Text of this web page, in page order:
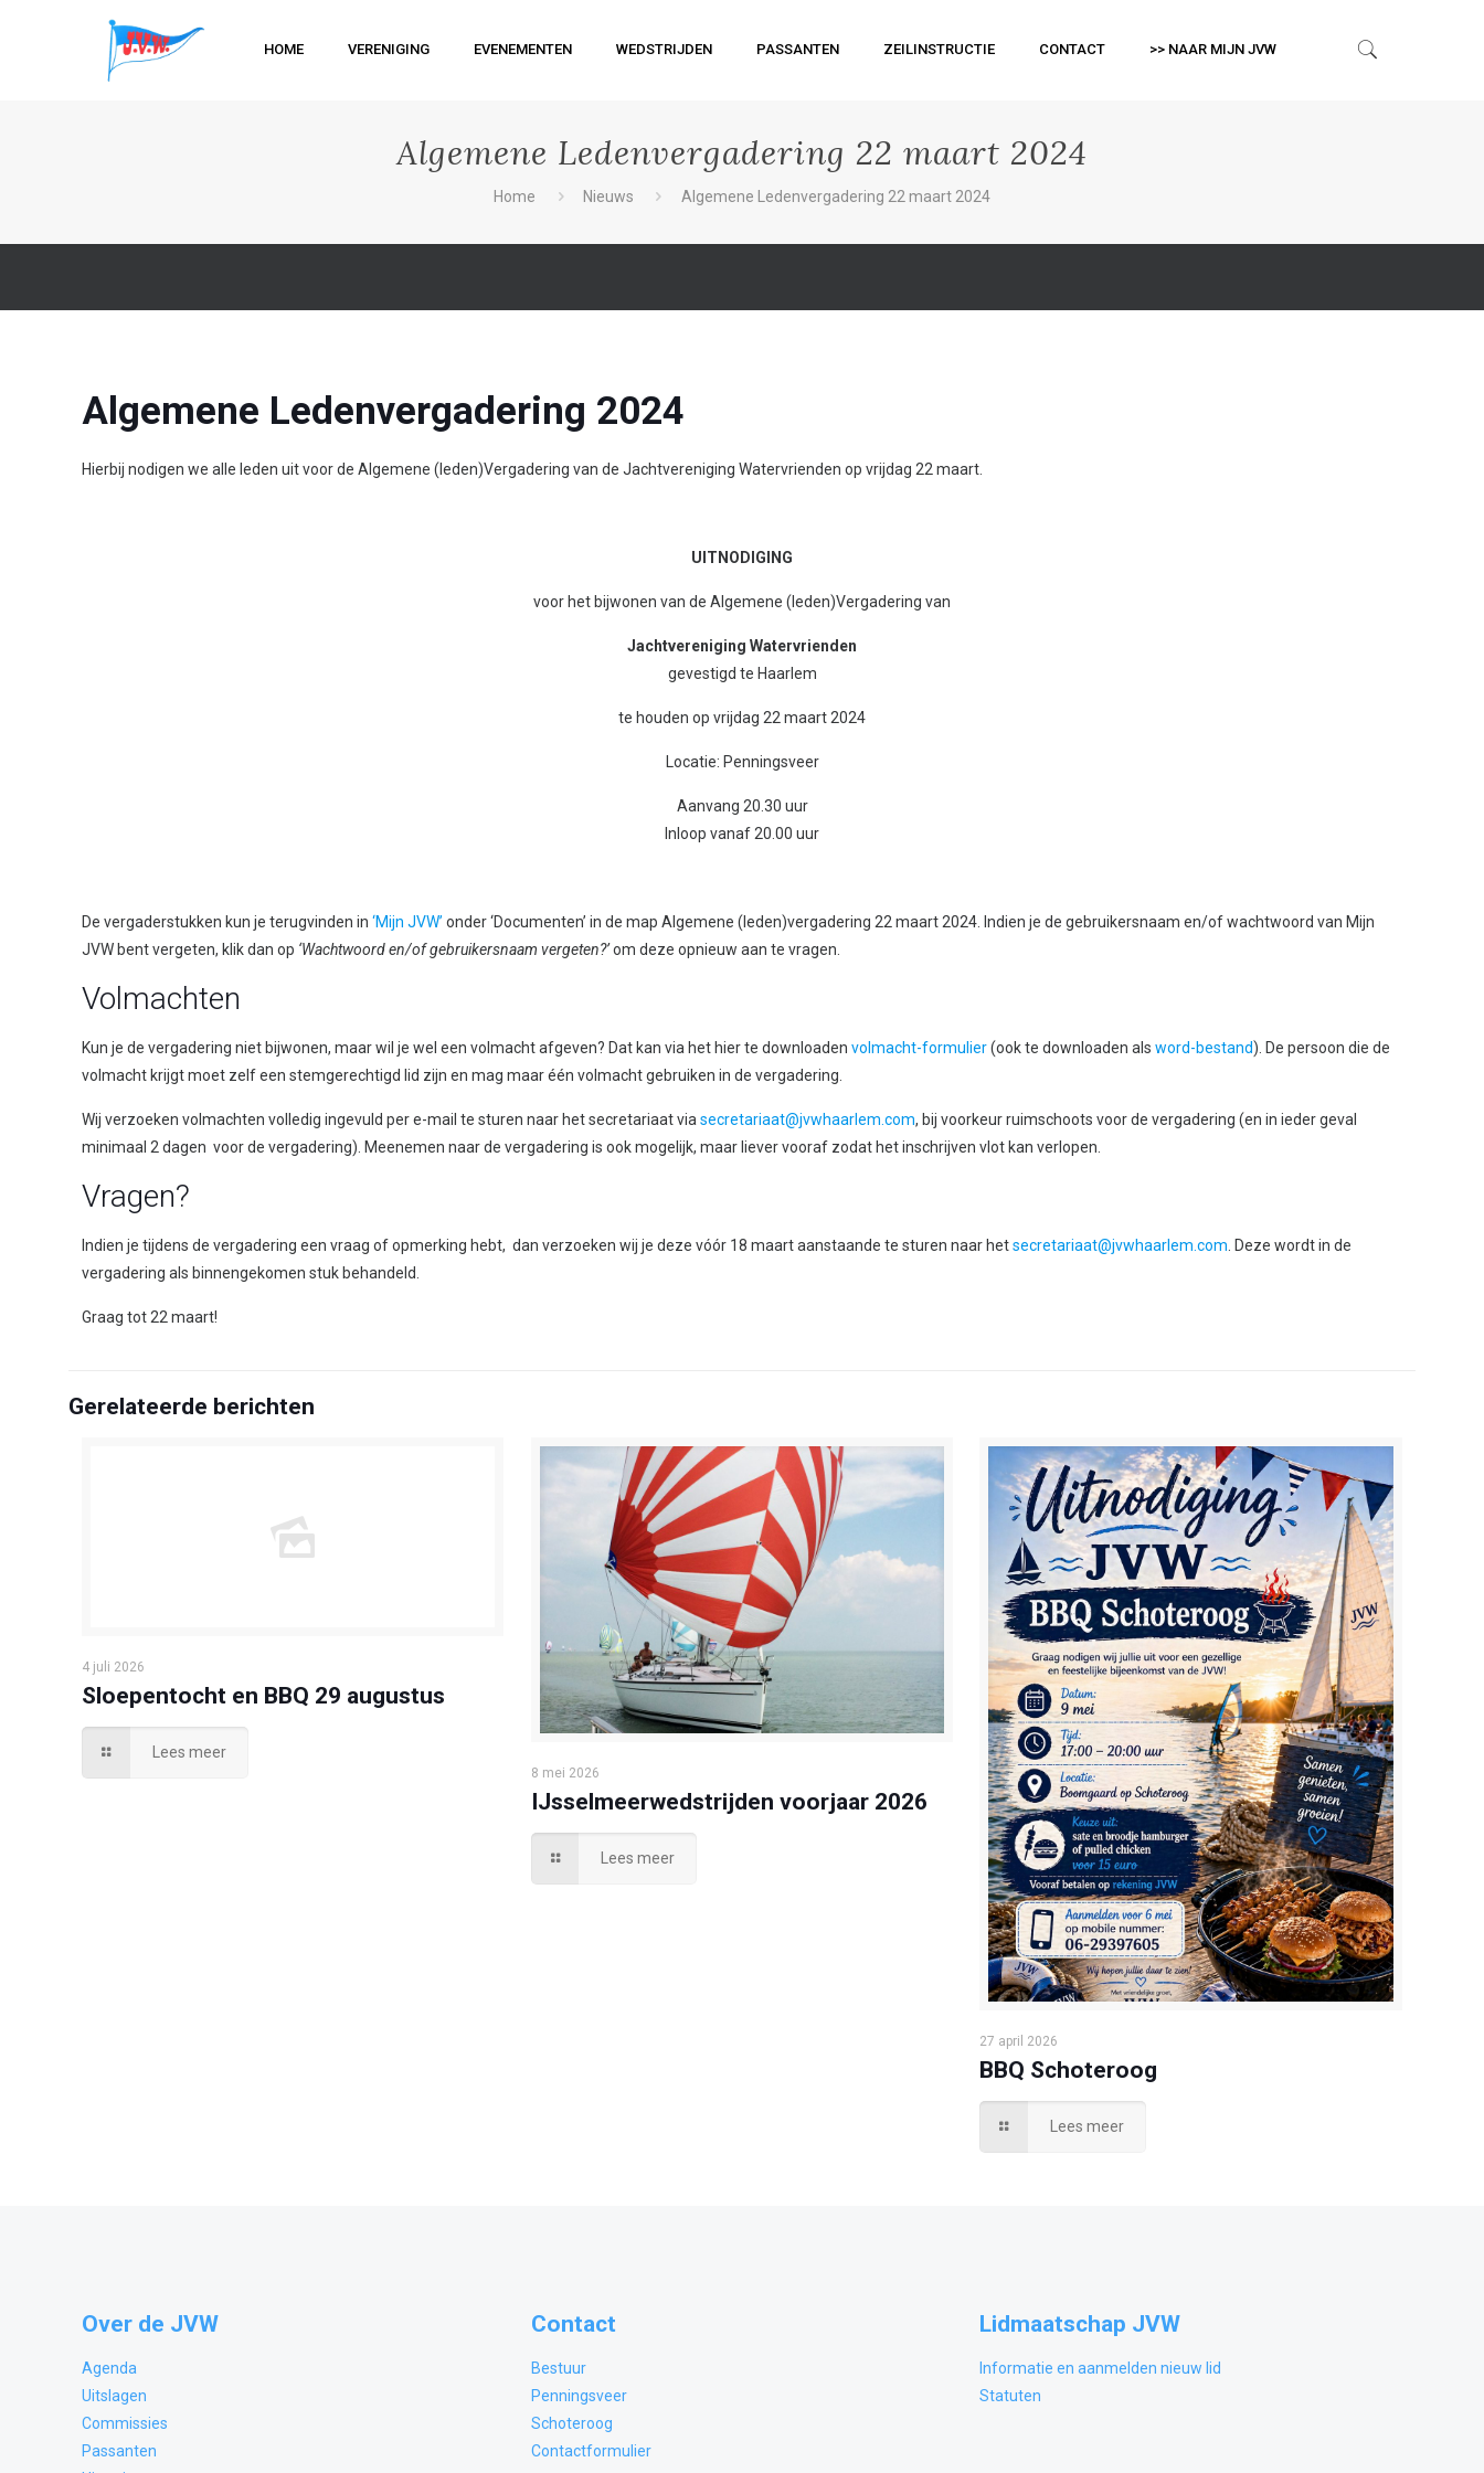
HOME VERENIGING EVENEMENTEN WEDSTRIJDEN PASSANTEN ZEILINSTRUCTIE CONTACT >> NAAR MIJN JVW
Algemene Ledenvergadering 22 maart 2024
Home Nieuws Algemene Ledenvergadering 22 maart 2024
Algemene Ledenvergadering 2024
Hierbij nodigen we alle leden uit voor de Algemene (leden)Vergadering van de Jachtvereniging Watervrienden op vrijdag 22 maart.
UITNODIGING
voor het bijwonen van de Algemene (leden)Vergadering van
Jachtvereniging Watervrienden
gevestigd te Haarlem
te houden op vrijdag 22 maart 2024
Locatie: Penningsveer
Aanvang 20.30 uur
Inloop vanaf 20.00 uur
De vergaderstukken kun je terugvinden in‘Mijn JVW’ onder ‘Documenten’ in de map Algemene (leden)vergadering 22 maart 2024. Indien je de gebruikersnaam en/of wachtwoord van Mijn
JVW bent vergeten, klik dan op ‘Wachtwoord en/of gebruikersnaam vergeten?’om deze opnieuw aan te vragen.
Volmachten
Kun je de vergadering niet bijwonen, maar wil je wel een volmacht afgeven? Dat kan via het hier te downloadenvolmacht-formulier(ook te downloaden alsword-bestand). De persoon die de
volmacht krijgt moet zelf een stemgerechtigd lid zijn en mag maar één volmacht gebruiken in de vergadering.
Wij verzoeken volmachten volledig ingevuld per e-mail te sturen naar het secretariaat viasecretariaat@jvwhaarlem.com, bij voorkeur ruimschoots voor de vergadering (en in ieder geval
minimaal 2 dagen voor de vergadering). Meenemen naar de vergadering is ook mogelijk, maar liever vooraf zodat het inschrijven vlot kan verlopen.
Vragen?
Indien je tijdens de vergadering een vraag of opmerking hebt, dan verzoeken wij je deze vóór 18 maart aanstaande te sturen naar hetsecretariaat@jvwhaarlem.com . Deze wordt in de
vergadering als binnengekomen stuk behandeld.
Graag tot 22 maart!
Gerelateerde berichten
4 juli 2026
Sloepentocht en BBQ 29 augustus
Lees meer
8 mei 2026
IJsselmeerwedstrijden voorjaar 2026
Lees meer
27 april 2026
BBQ Schoteroog
Lees meer
Over de JVW
Agenda
Uitslagen
Commissies
Passanten
Contact
Bestuur
Penningsveer
Schoteroog
Contactformulier
Lidmaatschap JVW
Informatie en aanmelden nieuw lid
Statuten